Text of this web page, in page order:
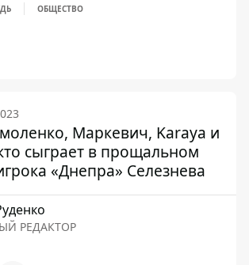
ОБЩЕСТВО
Маркевич, Karaya и
сыграет в прощальном
«Днепра» Селезнева
РЕДАКТОР